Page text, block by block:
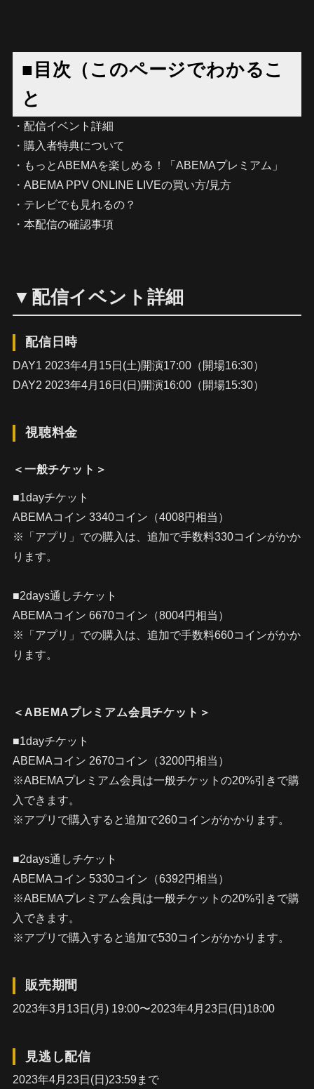
■目次（このページでわかるこ
と
・配信イベント詳細
・購入者特典について
・もっとABEMAを楽しめる！「ABEMAプレミアム」
・ABEMA PPV ONLINE LIVEの買い方/見方
・テレビでも見れるの？
・本配信の確認事項
▼配信イベント詳細
配信日時
DAY1 2023年4月15日(土)開演17:00（開場16:30）
DAY2 2023年4月16日(日)開演16:00（開場15:30）
視聴料金
＜一般チケット＞
■1dayチケット
ABEMAコイン 3340コイン（4008円相当）
※「アプリ」での購入は、追加で手数料330コインがかか
ります。
■2days通しチケット
ABEMAコイン 6670コイン（8004円相当）
※「アプリ」での購入は、追加で手数料660コインがかか
ります。
＜ABEMAプレミアム会員チケット＞
■1dayチケット
ABEMAコイン 2670コイン（3200円相当）
※ABEMAプレミアム会員は一般チケットの20%引きで購
入できます。
※アプリで購入すると追加で260コインがかかります。
■2days通しチケット
ABEMAコイン 5330コイン（6392円相当）
※ABEMAプレミアム会員は一般チケットの20%引きで購
入できます。
※アプリで購入すると追加で530コインがかかります。
販売期間
2023年3月13日(月) 19:00〜2023年4月23日(日)18:00
見逃し配信
2023年4月23日(日)23:59まで